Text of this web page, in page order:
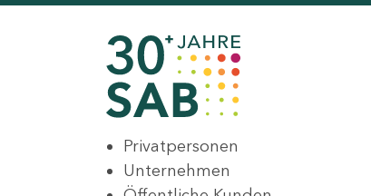
Privatpersonen
Unternehmen